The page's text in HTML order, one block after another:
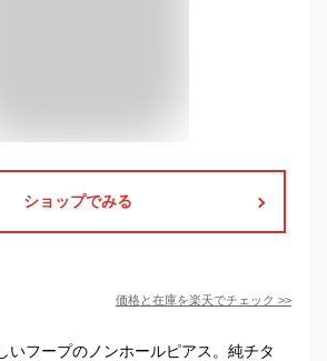
ショップでみる
価格と在庫を楽天でチェック >>
いフープのノンホールピアス。純チタ